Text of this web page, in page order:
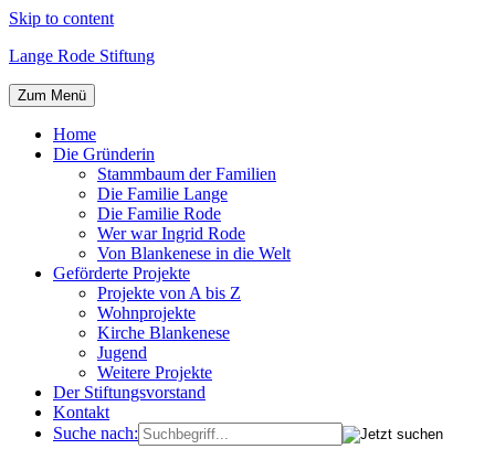
Skip to content
Lange Rode Stiftung
Zum Menü
Home
Die Gründerin
Stammbaum der Familien
Die Familie Lange
Die Familie Rode
Wer war Ingrid Rode
Von Blankenese in die Welt
Geförderte Projekte
Projekte von A bis Z
Wohnprojekte
Kirche Blankenese
Jugend
Weitere Projekte
Der Stiftungsvorstand
Kontakt
Suche nach: